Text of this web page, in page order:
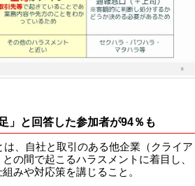
」と回答した参加者が94％も
は、自社と取引のある他企業（クライア
の間で起こるハラスメントに着目し、
みや対応策を講じること。